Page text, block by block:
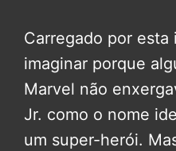
Carregado por
imaginar porque
Marvel não
Jr. como o nome
um super-herói.